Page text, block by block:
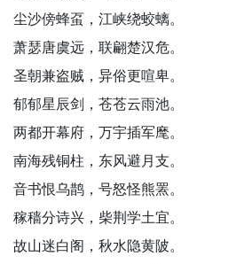
尘沙傍蜂虿，江峡绕蛟螭。
萧瑟唐虞远，联翩楚汉危。
圣朝兼盗贼，异俗更喧卑。
郁郁星辰剑，苍苍云雨池。
两都开幕府，万宇插军麾。
南海残铜柱，东风避月支。
音书恨乌鹊，号怒怪熊罴。
稼穑分诗兴，柴荆学土宜。
故山迷白阁，秋水隐黄陂。